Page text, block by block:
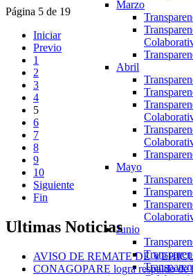
Marzo
Abril
Mayo
Junio
Página 5 de 19
Iniciar
Previo
1
2
3
4
5
6
7
8
9
10
Siguiente
Fin
Ultimas Noticias
AVISO DE REMATE DE
CONAGOPARE logra respaldo de